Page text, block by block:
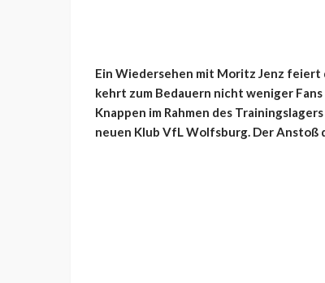
Ein Wiedersehen mit Moritz Jenz feiert
kehrt zum Bedauern nicht weniger
Knappen im Rahmen des
neuen Klub VfL Wolfsburg. Der Anstoß